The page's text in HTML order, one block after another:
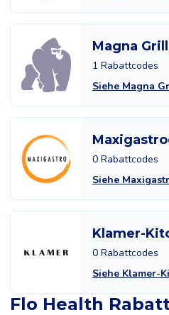
Magna Grill
1 Rabattcodes
Siehe Magna
0 Rabattcodes
Siehe
Klamer-
0 Rabattcodes
Siehe Klamer-
Flo Health